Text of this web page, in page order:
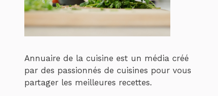
Annuaire de la cuisine est un média créé
par des passionnés de cuisines pour vous
partager les meilleures recettes.